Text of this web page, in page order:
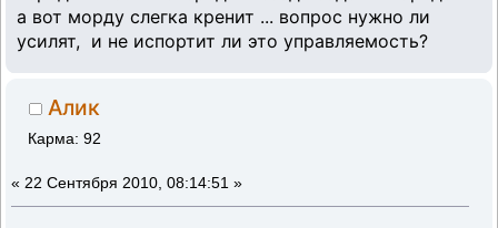
а вот морду слегка кренит ... вопрос нужно ли
усилят, и не испортит ли это управляемость?
Алик
Карма: 92
« 22 Сентября 2010, 08:14:51 »